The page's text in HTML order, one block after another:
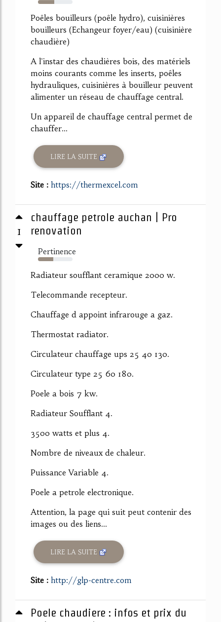
47%
Poêles bouilleurs (poêle hydro), cuisinières
bouilleurs (Echangeur foyer/eau) (cuisinière
chaudière)
A l'instar des chaudières bois, des matériels
moins courants comme les inserts, poêles
hydrauliques, cuisinières à bouilleur peuvent
alimenter un réseau de chauffage central.
Un appareil de chauffage central permet de
chauffer...
LIRE LA SUITE
Site : https://thermexcel.com
1
chauffage petrole auchan | Pro
renovation
Pertinence
44%
Radiateur soufflant ceramique 2000 w.
Telecommande recepteur.
Chauffage d appoint infrarouge a gaz.
Thermostat radiator.
Circulateur chauffage ups 25 40 130.
Circulateur type 25 60 180.
Poele a bois 7 kw.
Radiateur Soufflant 4.
3500 watts et plus 4.
Nombre de niveaux de chaleur.
Puissance Variable 4.
Poele a petrole electronique.
Attention, la page qui suit peut contenir des
images ou des liens...
LIRE LA SUITE
Site : http://glp-centre.com
Poele chaudiere : infos et prix du